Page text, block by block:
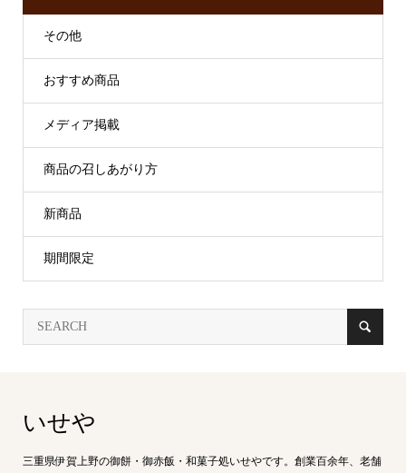
その他
おすすめ商品
メディア掲載
商品の召しあがり方
新商品
期間限定
いせや
三重県伊賀上野の御餅・御赤飯・和菓子処いせやです。創業百余年、老舗